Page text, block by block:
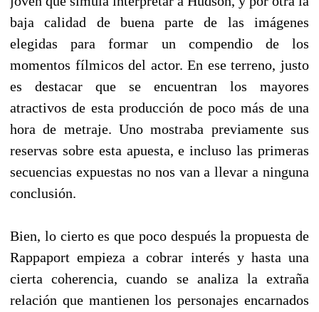
baja calidad de buena parte de las imágenes
elegidas para formar un compendio de los
momentos fílmicos del actor. En ese terreno, justo
es destacar que se encuentran los mayores
atractivos de esta producción de poco más de una
hora de metraje. Uno mostraba previamente sus
reservas sobre esta apuesta, e incluso las primeras
secuencias expuestas no nos van a llevar a ninguna
conclusión.
Bien, lo cierto es que poco después la propuesta de
Rappaport empieza a cobrar interés y hasta una
cierta coherencia, cuando se analiza la extraña
relación que mantienen los personajes encarnados